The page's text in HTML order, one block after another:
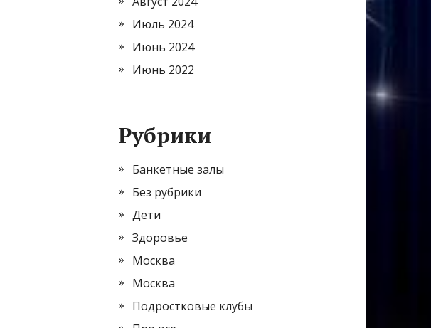
Июль 2024
Июнь 2024
Июнь 2022
Рубрики
Банкетные залы
Без рубрики
Дети
Здоровье
Москва
Москва
Подростковые клубы